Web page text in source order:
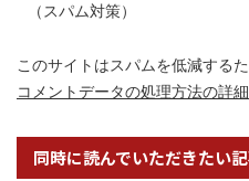
（スパム対策）
このサイトはスパムを低減する
コメントデータの処理方法の詳
同時に読んでいただきたい